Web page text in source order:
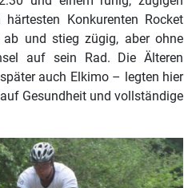
Konkurenten Rocket
und stieg zügig, aber ohne
auf sein Rad. Die Älteren
auch Elkimo – legten hier
Gesundheit und vollständige